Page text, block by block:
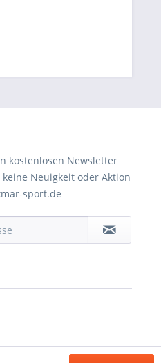
kostenlosen Newsletter
Neuigkeit oder Aktion
sport.de